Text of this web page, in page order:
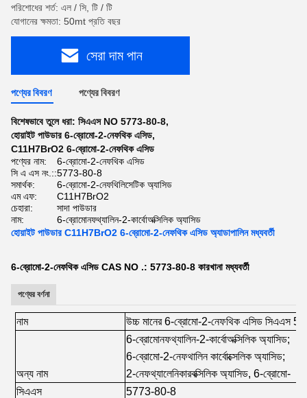
পরিশোধের শর্ত: এল / সি, টি / টি
যোগানের ক্ষমতা: 50mt প্রতি বছর
সেরা দাম পান
পণ্যের বিবরণ পণ্যের বিবরণ
বিশেষভাবে তুলে ধরা: সিএএস NO 5773-80-8,
হোয়াইট পাউডার 6-ব্রোমো-2-নেফথিক এসিড,
C11H7BrO2 6-ব্রোমো-2-নেফথিক এসিড
পণ্যের নাম:
6-ব্রোমো-2-নেফথিক এসিড
সি এ এস নং.::5773-80-8
সমার্থক:
6-ব্রোমো-2-নেফথিলিসেটিক অ্যাসিড
এম এফ:
C11H7BrO2
চেহারা:
সাদা পাউডার
নাম:
6-ব্রোমোনফথ্যালিন-2-কার্বোঅক্সিলিক অ্যাসিড
হোয়াইট পাউডার C11H7BrO2 6-ব্রোমো-2-নেফথিক এসিড অ্যাডাপালিন মধ্যবর্তী
6-ব্রোমো-2-নেফথিক এসিড CAS NO .: 5773-80-8 কারখানামধ্যবর্তী
পণ্যের বর্ণনা
নাম উচ্চ মানের 6-ব্রোমো-2-নেফথিক এসিড সিএএস
অন্য নাম
6-ব্রোমোনফথ্যালিন-2-কার্বোঅক্সিলিক অ্যাসিড;
6-ব্রোমো-2-নেফথালিন কার্বোক্সেলিক অ্যাসিড;
2-নেফথ্যালেনিকারবক্সিলিক অ্যাসিড, 6-ব্রোমো-
সিএএস
5773-80-8